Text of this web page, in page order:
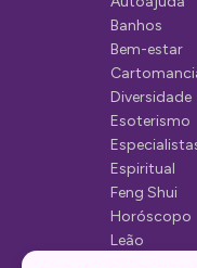
d
e
p
o
s
t
s
Banhos
Bem-estar
Diversidade
Esoterismo
Espiritual
Feng Shui
Horóscopo
Leão